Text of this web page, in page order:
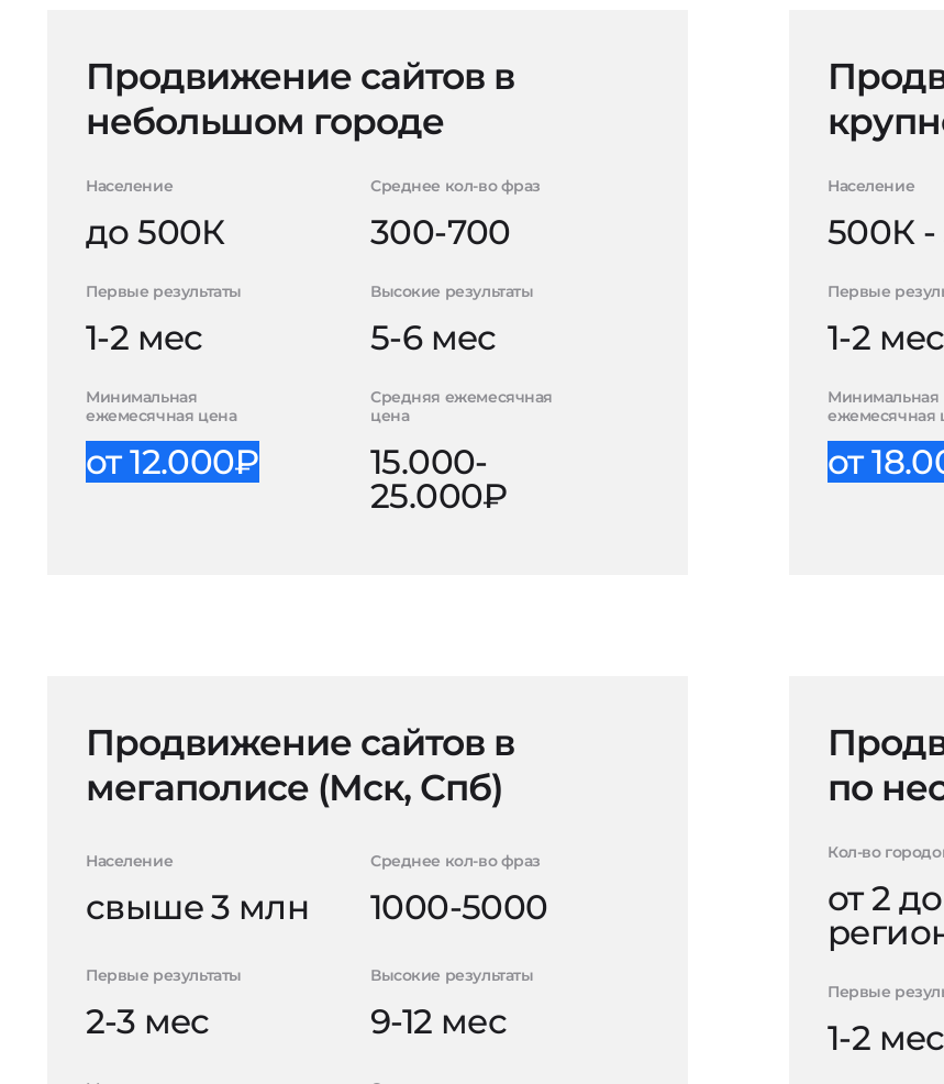
Продвижение сайтов в
небольшом городе
Население
до 500К
Среднее кол-во фраз
300-700
Первые результаты
1-2 мес
Высокие результаты
5-6 мес
Минимальная
ежемесячная цена
от 12.000₽
Средняя ежемесячная
цена
15.000-
25.000₽
Население
500К
Первые
1-2 мес
Минимальная
ежемесячная
от
Продвижение сайтов в
мегаполисе (Мск, Спб)
Население
свыше 3 млн
Среднее кол-во фраз
1000-5000
Первые результаты
2-3 мес
Высокие результаты
9-12 мес
по
Кол-во
от 2
Первые
1-2 мес